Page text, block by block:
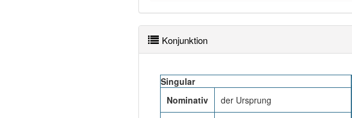
Konjunktion
Singular
Nominativ
der Ursprung